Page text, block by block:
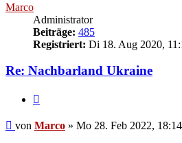
Marco
Administrator
Beiträge: 485
Registriert: Di 18. Aug 2020,
Re: Nachbarland Ukraine
Beitrag
von Marco » Mo 28. Feb 2022, 18:14